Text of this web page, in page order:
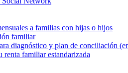
a familias con hijas o hijos
familiar
diagnóstico y plan de conciliación
renta familiar estandarizada